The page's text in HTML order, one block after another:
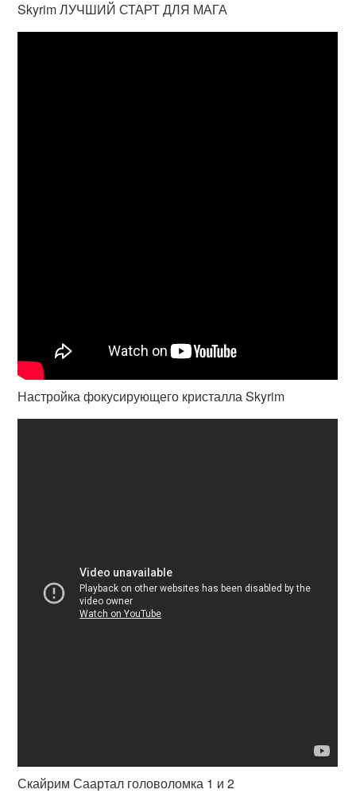
Skyrim ЛУЧШИЙ СТАРТ ДЛЯ МАГА
Настройка фокусирующего кристалла Skyrim
Скайрим Саартал головоломка 1 и 2